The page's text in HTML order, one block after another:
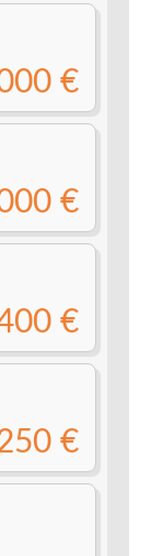
2.000 €
1.000 €
400 €
250 €